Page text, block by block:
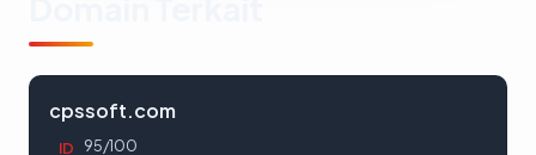
cpssoft.com
ID 95/100